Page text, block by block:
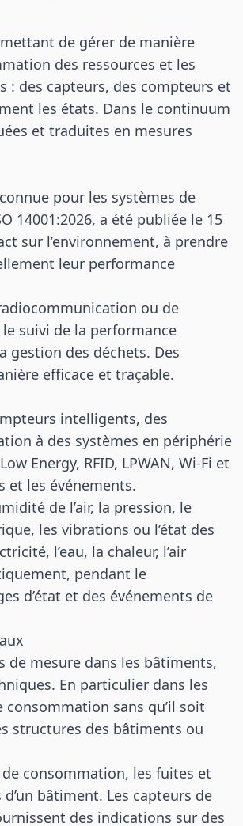
de gérer de manière
des ressources et les
: des capteurs, des compteurs et
les états. Dans le continuum
et traduites en mesures
pour les systèmes de
14001:2026, a été publiée le 15
sur l’environnement, à prendre
leur performance
ou de
suivi de la performance
gestion des déchets. Des
efficace et traçable.
intelligents, des
à des systèmes en périphérie
Energy, RFID, LPWAN, Wi-Fi et
et les événements.
de l’air, la pression, le
les vibrations ou l’état des
l’eau, la chaleur, l’air
pendant le
d’état et des événements de
de mesure dans les bâtiments,
En particulier dans les
sans qu’il soit
structures des bâtiments ou
consommation, les fuites et
bâtiment. Les capteurs de
des indications sur des